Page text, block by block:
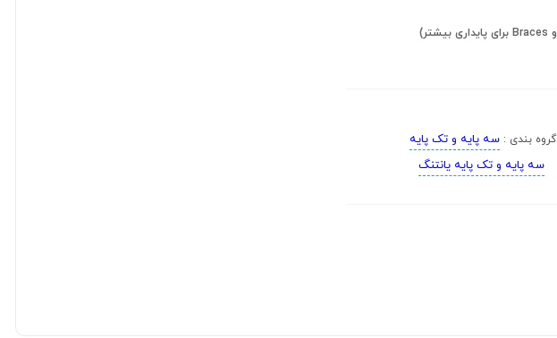
گروه بندی :سه پایه و تک پایه
سه پایه و تک پایه یانتنگ